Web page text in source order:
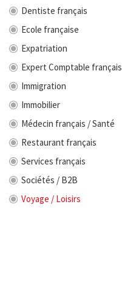
Dentiste français
Ecole française
Expatriation
Expert Comptable français
Immigration
Immobilier
Médecin français / Santé
Restaurant français
Services français
Sociétés / B2B
Voyage / Loisirs